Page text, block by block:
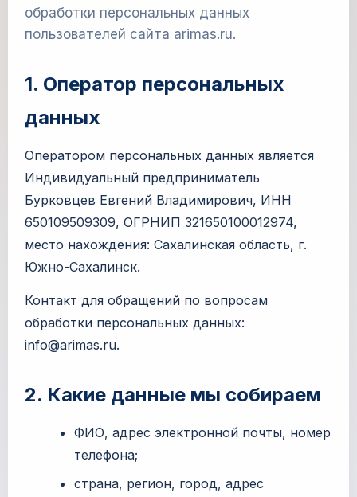
обработки персональных данных
пользователей сайта arimas.ru.
1. Оператор персональных
данных
Оператором персональных данных является
Индивидуальный предприниматель
Бурковцев Евгений Владимирович, ИНН
650109509309, ОГРНИП 321650100012974,
место нахождения: Сахалинская область, г.
Южно-Сахалинск.
Контакт для обращений по вопросам
обработки персональных данных:
info@arimas.ru.
2. Какие данные мы собираем
ФИО, адрес электронной почты, номер
телефона;
страна, регион, город, адрес